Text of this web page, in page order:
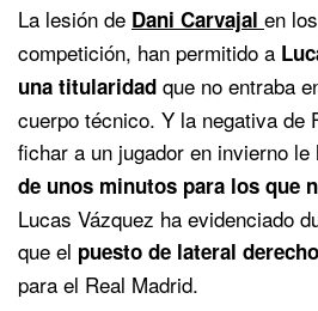
La lesión de Dani Carvajal en
competición, han permitido a
una titularidad que no entraba
cuerpo técnico. Y la negativa de
fichar a un jugador en invierno le
de unos minutos para los que
Lucas Vázquez ha evidenciado
que el puesto de lateral
para el Real Madrid.